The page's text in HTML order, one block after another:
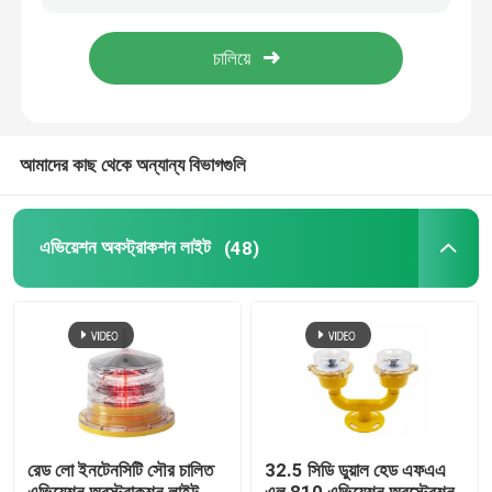
var forwardingUrl = "/page/
এভিয়েশন অবস্ট্রাকশন লাইট
সৌর চালিত বাধা আলো
এয়ারক্রাফ্ট অবস্ট্রাকশন লাইট
আমাদের কাছ থেকে অন্যান্য বিভাগগুলি
এভিয়েশন অবস্ট্রাকশন লাইট (48)
রেড লো ইনটেনসিটি সৌর চালিত
32.5 সিডি ডুয়াল হেড এফএএ